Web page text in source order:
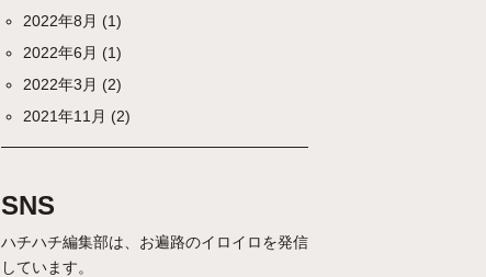
2022年8月 (1)
2022年6月 (1)
2022年3月 (2)
2021年11月 (2)
SNS
ハチハチ編集部は、お遍路のイロイロを発信
しています。